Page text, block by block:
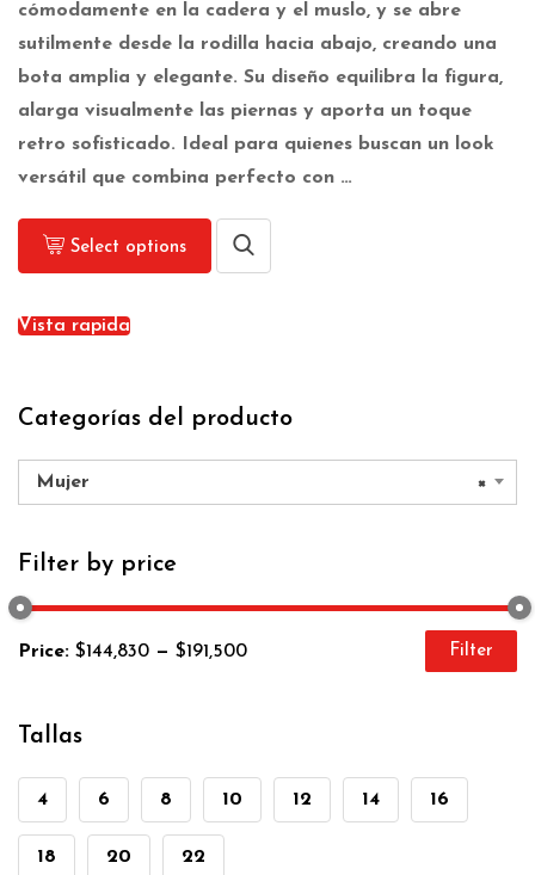
cómodamente en la cadera y el muslo, y se abre
sutilmente desde la rodilla hacia abajo, creando una
bota amplia y elegante. Su diseño equilibra la figura,
alarga visualmente las piernas y aporta un toque
retro sofisticado. Ideal para quienes buscan un look
versátil que combina perfecto con …
Select options
Vista rapida
Categorías del producto
×
Mujer
Filter by price
Filter
Price: $144,830 — $191,500
Tallas
4 6 8 10 12 14 16
18 20 22